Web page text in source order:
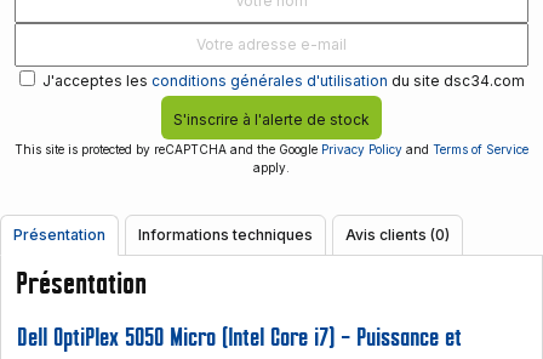
J'acceptes les conditions générales d'utilisation du site dsc34.com
S'inscrire à l'alerte de stock
This site is protected by reCAPTCHA and the Google Privacy Policy and Terms of Service
apply.
Présentation Informations techniques Avis clients (0)
Présentation
Dell OptiPlex 5050 Micro (Intel Core i7) – Puissance et